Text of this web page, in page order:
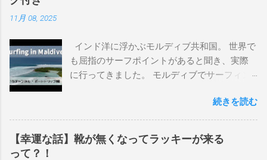
ーメイドビーチ 最もロングライドしてきたポ
イント スナッパー、レインボーベイ、グリ
ーンマウント、クーリービーチ、キラ、レノ
狙っているポイント バーレー、キラ、レイ
ンボーベイ、クーリービーチ 絶対に入りたい
ポイント ベルズビーチ、グレートオーシャ
11月 08, 2025
インド洋に浮かぶモルディブ共和国。 世界で
も屈指のサーフポイントがあると聞き、実際
に行ってきました。 モルディブでサーフィン
テルやリゾートに滞在して目の前のブレイク
を独占するスタイル。もうひとつが、複数の
ポイントを巡る「ボートトリップ」です。 今
回はそのボートトリップで、時間と空間の贅
続きを読む
【幸運な話】靴が無くなってラッキーが来る
って？！